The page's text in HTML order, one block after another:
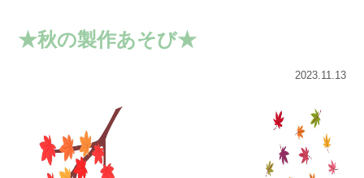
★秋の製作あそび★
2023.11.13